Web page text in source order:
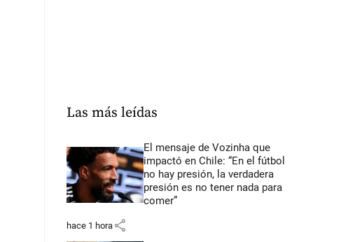
Las más leídas
El mensaje de Vozinha que
impactó en Chile: “En el fútbol
no hay presión, la verdadera
presión es no tener nada para
comer”
hace 1 hora share